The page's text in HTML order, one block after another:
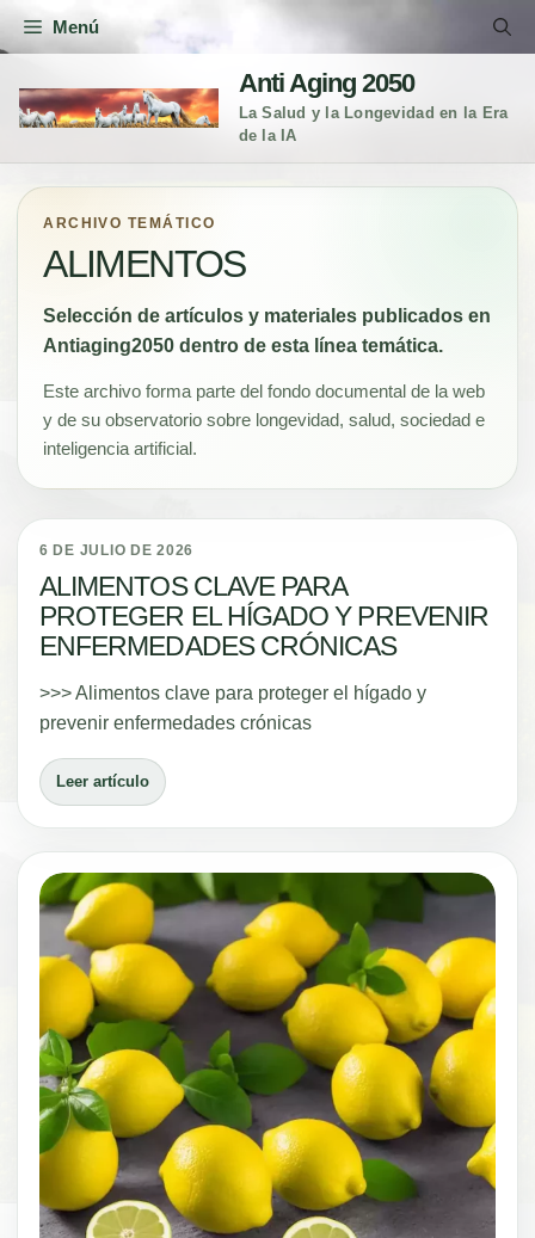
al
Menú
Anti Aging 2050
La Salud y la Longevidad en la Era
de la IA
ARCHIVO TEMÁTICO
ALIMENTOS
Selección de artículos y materiales publicados en
Antiaging2050 dentro de esta línea temática.
Este archivo forma parte del fondo documental de la web
y de su observatorio sobre longevidad, salud, sociedad e
inteligencia artificial.
6 DE JULIO DE 2026
ALIMENTOS CLAVE PARA
PROTEGER EL HÍGADO Y PREVENIR
ENFERMEDADES CRÓNICAS
>>> Alimentos clave para proteger el hígado y
prevenir enfermedades crónicas
Leer artículo